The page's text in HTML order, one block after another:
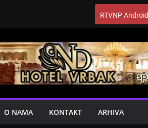
RTVNP Android
O NAMA KONTAKT ARHIVA